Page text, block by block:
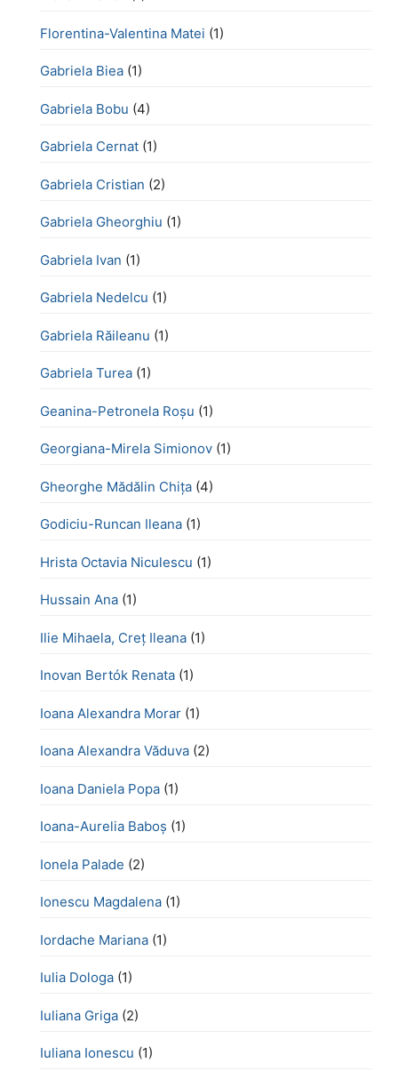
Florentina-Valentina Matei (1)
Gabriela Biea (1)
Gabriela Bobu (4)
Gabriela Cernat (1)
Gabriela Cristian (2)
Gabriela Gheorghiu (1)
Gabriela Ivan (1)
Gabriela Nedelcu (1)
Gabriela Răileanu (1)
Gabriela Turea (1)
Geanina-Petronela Roșu (1)
Georgiana-Mirela Simionov (1)
Gheorghe Mădălin Chiţa (4)
Godiciu-Runcan Ileana (1)
Hrista Octavia Niculescu (1)
Hussain Ana (1)
Ilie Mihaela, Creț Ileana (1)
Inovan Bertók Renata (1)
Ioana Alexandra Morar (1)
Ioana Alexandra Văduva (2)
Ioana Daniela Popa (1)
Ioana-Aurelia Baboș (1)
Ionela Palade (2)
Ionescu Magdalena (1)
Iordache Mariana (1)
Iulia Dologa (1)
Iuliana Griga (2)
Iuliana Ionescu (1)